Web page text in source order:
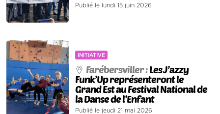
Publié le lundi 15 juin 2026
INITIATIVE
Farébersviller :Les J’azzy
Funk’Up représenteront le
Grand Est au Festival National de
la Danse de l’Enfant
Publié le jeudi 21 mai 2026